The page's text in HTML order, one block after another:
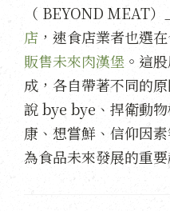
（ BEYOND MEAT）
店 ，速食店業者也選
販售未來肉漢堡 。這
成，各自帶著不同的
說 bye bye、捍衛動
康、想嘗鮮、信仰因
為食品未來發展的重要